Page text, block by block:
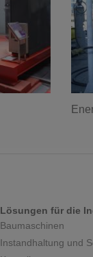
Lösungen für die
Baumaschinen
Instandhaltung und